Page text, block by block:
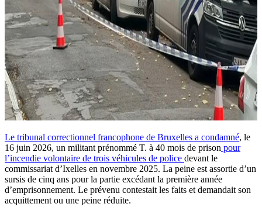
Le tribunal correctionnel francophone de Bruxelles a condamné, le
16 juin 2026, un militant prénommé T. à 40 mois de prison pour
l’incendie volontaire de trois véhicules de police devant le
commissariat d’Ixelles en novembre 2025. La peine est assortie d’un
sursis de cinq ans pour la partie excédant la première année
d’emprisonnement. Le prévenu contestait les faits et demandait son
acquittement ou une peine réduite.